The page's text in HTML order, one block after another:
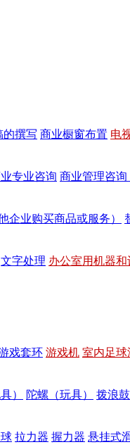
的撰写 商业橱窗布置 电
专业咨询 商业管理咨询
企业购买商品或服务）
文字处理 办公室用机器
戏套环 游戏机 室内足球
） 陀螺（玩具） 拨浪
拉力器 握力器 悬挂式